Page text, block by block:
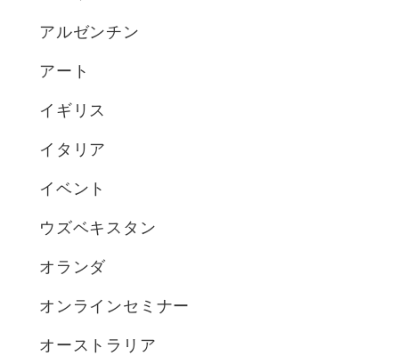
アルゼンチン
アート
イギリス
イタリア
イベント
ウズベキスタン
オランダ
オンラインセミナー
オーストラリア